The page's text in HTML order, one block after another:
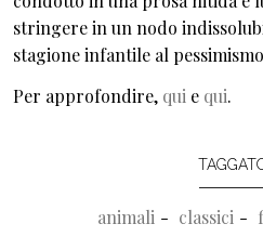
stringere in un nodo
stagione infantile al
Per approfondire, qui e qui.
animali classici